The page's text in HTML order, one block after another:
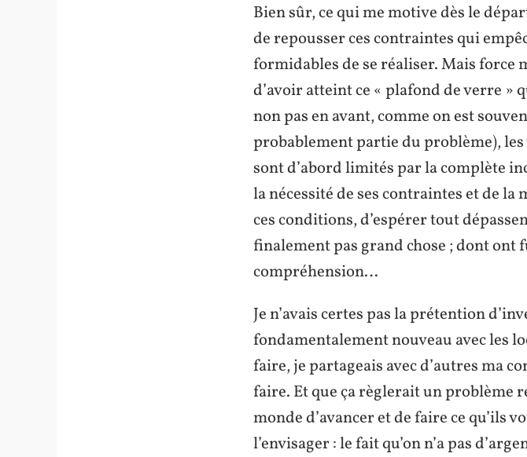
Bien sûr, ce qui me motive dès le
de repousser ces contraintes qui
formidables de se réaliser. Mais force
d’avoir atteint ce « plafond de verre »
non pas en avant, comme on est
probablement partie du problème),
sont d’abord limités par la complète
la nécessité de ses contraintes et de
ces conditions, d’espérer tout
finalement pas grand chose ; dont ont
compréhension…
Je n’avais certes pas la prétention
fondamentalement nouveau avec les
faire, je partageais avec d’autres ma
faire. Et que ça règlerait un problème
monde d’avancer et de faire ce qu’ils
l’envisager : le fait qu’on n’a pas